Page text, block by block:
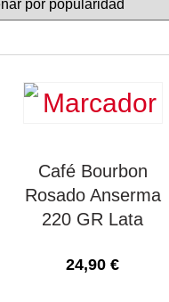
Café Bourbon
Rosado Anserma
220 GR Lata
24,90€